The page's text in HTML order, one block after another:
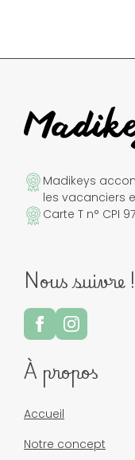
Madikeys
les vacanciers
Carte T n° CPI
Nous suivre !
À propos
Accueil
Notre concept